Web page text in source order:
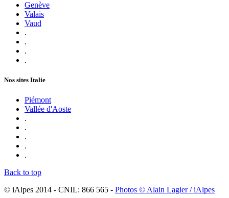
Genève
Valais
Vaud
.
.
.
.
Nos sites Italie
Piémont
Vallée d'Aoste
.
.
.
.
.
Back to top
© iAlpes 2014 - CNIL: 866 565 - Photos © Alain Lagier / iAlpes